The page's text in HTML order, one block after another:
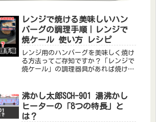
レンジで焼ける美味しいハン
バーグの調理手順｜レンジで
焼ケール 使い方 レシピ
レンジ用のハンバーグを美味しく焼け
る方法ってご存知ですか？「レンジで
焼ケール」の調理器具があれば焼け目
ンジで焼ける美味しいハンバーグの調
理手順を解説しています。その他、レ
ンジで焼ケールのレシピを順次更新し
てますので、ぜひ参考にしてみてくだ
沸かし太郎SCH-901 湯沸かし
ヒーターの「8つの特長」と
は？